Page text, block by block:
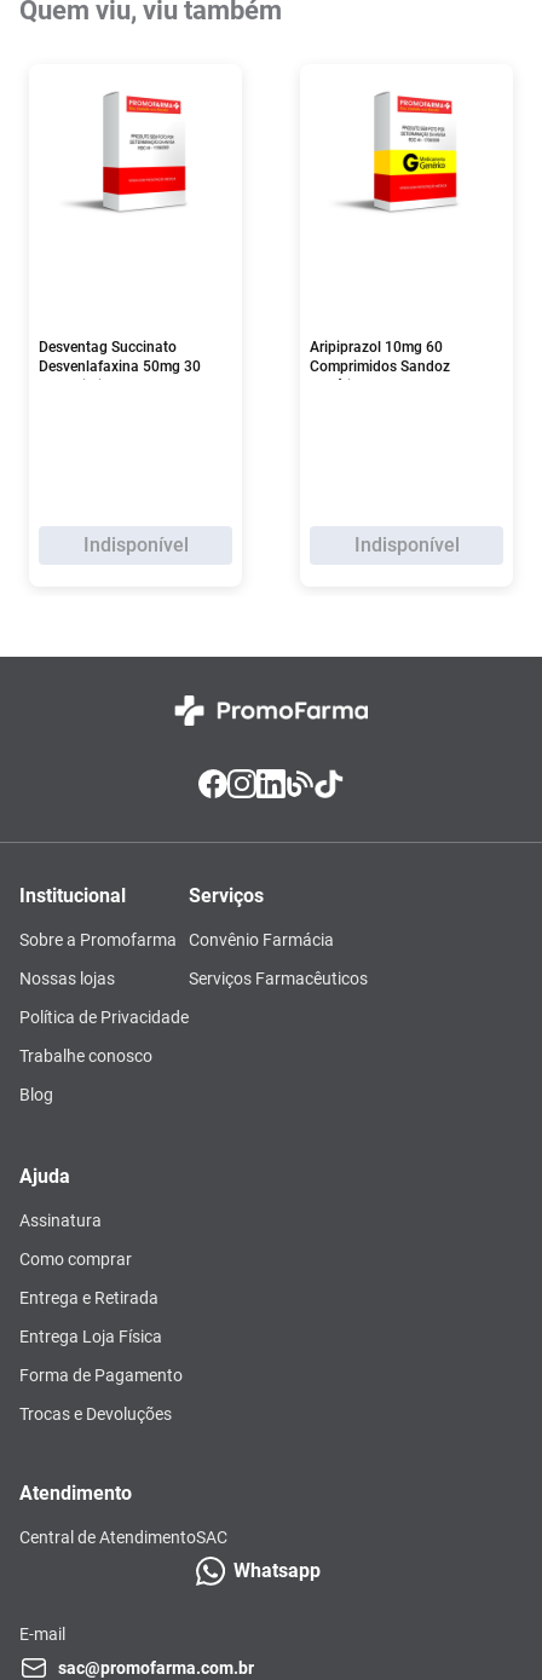
Quem viu, viu também
Desventag Succinato
Desvenlafaxina 50mg 30
Indisponível
Aripiprazol 10mg 60
Comprimidos Sandoz
Indisponível
Institucional
Sobre a Promofarma
Nossas lojas
Política de Privacidade
Trabalhe conosco
Blog
Serviços
Convênio Farmácia
Serviços Farmacêuticos
Ajuda
Assinatura
Como comprar
Entrega e Retirada
Entrega Loja Física
Forma de Pagamento
Trocas e Devoluções
Atendimento
Central de AtendimentoSAC
Whatsapp
E-mail
sac@promofarma.com.br